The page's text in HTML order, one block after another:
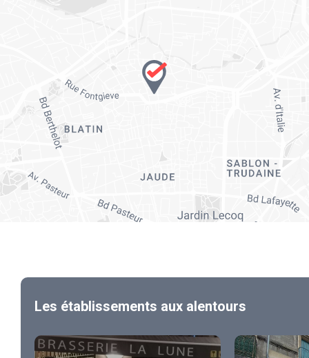
Les établissements aux alentours